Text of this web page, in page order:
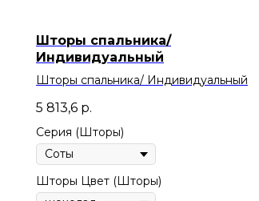
Шторы спальника/
Индивидуальный
Шторы спальника/ Индивидуальный
5 813,6 р.
Серия (Шторы)
Шторы Цвет (Шторы)